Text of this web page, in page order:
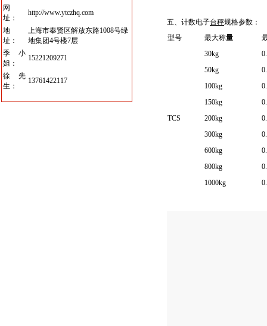
网
址：
http://www.ytczhq.com
地
址：
上海市奉贤区解放东路1008号绿
地集团4号楼7层
季小
姐：
15221209271
徐先
生：
13761422117
五、计数电子台秤规格参数：
型号
最大称量
TCS
30kg
50kg
100kg
150kg
200kg
300kg
600kg
800kg
1000kg